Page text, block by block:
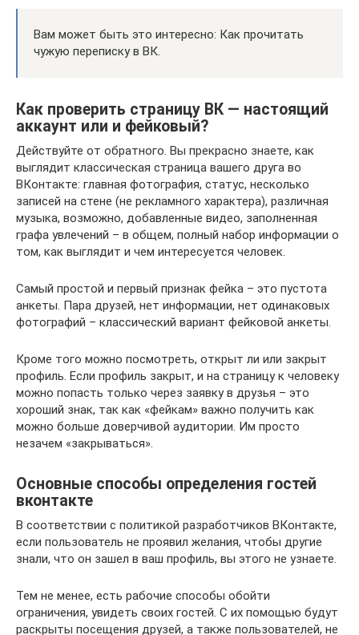
Вам может быть это интересно: Как прочитать
чужую переписку в ВК.
Как проверить страницу ВК — настоящий
аккаунт или и фейковый?
Действуйте от обратного. Вы прекрасно знаете, как
выглядит классическая страница вашего друга во
ВКонтакте: главная фотография, статус, несколько
записей на стене (не рекламного характера), различная
музыка, возможно, добавленные видео, заполненная
графа увлечений – в общем, полный набор информации о
том, как выглядит и чем интересуется человек.
Самый простой и первый признак фейка – это пустота
анкеты. Пара друзей, нет информации, нет одинаковых
фотографий – классический вариант фейковой анкеты.
Кроме того можно посмотреть, открыт ли или закрыт
профиль. Если профиль закрыт, и на страницу к человеку
можно попасть только через заявку в друзья – это
хороший знак, так как «фейкам» важно получить как
можно больше доверчивой аудитории. Им просто
незачем «закрываться».
Основные способы определения гостей
вконтакте
В соответствии с политикой разработчиков ВКонтакте,
если пользователь не проявил желания, чтобы другие
знали, что он зашел в ваш профиль, вы этого не узнаете.
Тем не менее, есть рабочие способы обойти
ограничения, увидеть своих гостей. С их помощью будут
раскрыты посещения друзей, а также пользователей, не